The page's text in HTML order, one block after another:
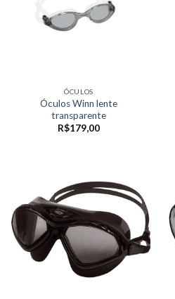
ÓCULOS
Óculos Winn lente
transparente
R$179,00